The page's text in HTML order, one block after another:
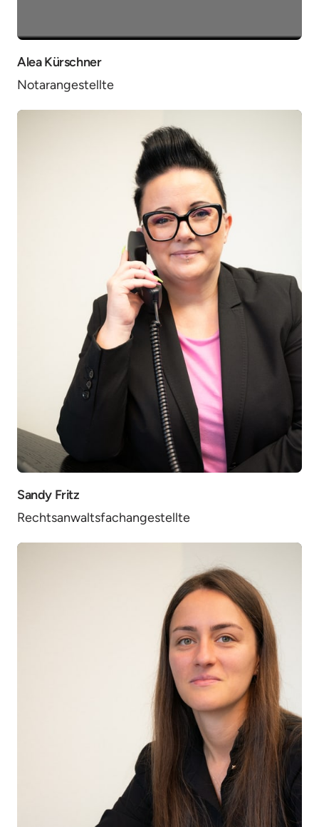
Alea Kürschner
Notarangestellte
Sandy Fritz
Rechtsanwaltsfachangestellte